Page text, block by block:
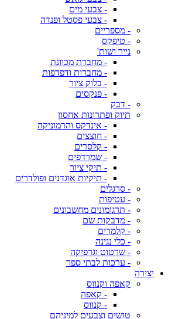
- צבעי מים
- צבעי פסטל ופנדה
- מספריים
- טיפקס
נייר ושות'
- מחברת מכוונת
- מחברות ודפדפות
- בלוק ציור
- פנקסים
- דבק
תיוק ופתרונות אחסון
- אינדקס והרמוניקה
- חוצצים
- קלסרים
- שמרדפים
- תיקי ציור
- תיקיות אוגדנים ופולדרים
- סרגלים
- עטיפות
- תרגומונים מחשבונים
- מדבקות שם
- קלמרים
- כלי נגינה
- שרטוט וגרפיקה
- ערכות לבתי ספר
יצירה
קאפה וקנווס
- קאפה
- קנווס
טושים וצבעים למיניהם